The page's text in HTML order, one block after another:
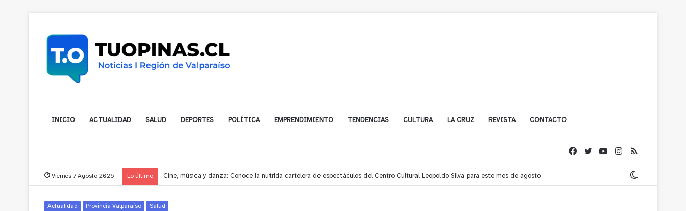
INICIO ACTUALIDAD SALUD DEPORTES POLÍTICA EMPRENDIMIENTO TENDENCIAS CULTURA LA CRUZ REVISTA CONTACTO
Viernes 7 Agosto 2026 Lo último Hombre con presunto trastorno mental protagoniza agresiones a locales y clientes en pleno centro de Quillota
Actualidad Provincia Valparaíso Salud